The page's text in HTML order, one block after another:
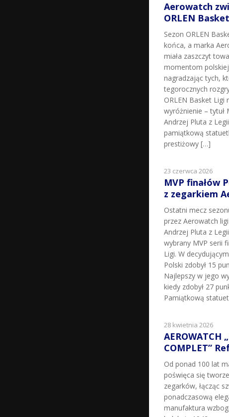
Aerowatch
ORLEN
Sezon ORLEN
końca, a marka
miała zaszczyt
momentom
nagradzając tych,
tegorocznych
ORLEN Basket Ligi
wyróżnienie – tytuł
Andrzej Pluta z
pamiątkową
prestiżowy […]
23 czerwca 2026
MVP finałów
z zegarkiem
Ostatni mecz
przez Aerowatch
Andrzej Pluta z
wybrany MVP serii
Ligi. W
Polski zdobył 15
Najlepszy w jego
kiedy zdobył 27
Pamiątkową
28 kwietnia 2026
AEROWATCH
COMPLET”
Od ponad 100 lat
poświęca się
zegarków, łącząc
ponadczasową
manufaktura